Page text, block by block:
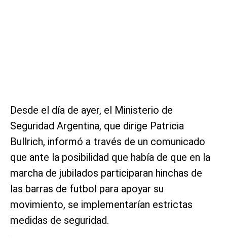
Desde el día de ayer, el Ministerio de
Seguridad Argentina, que dirige Patricia
Bullrich, informó a través de un comunicado
que ante la posibilidad que había de que en la
marcha de jubilados participaran hinchas de
las barras de futbol para apoyar su
movimiento, se implementarían estrictas
medidas de seguridad.